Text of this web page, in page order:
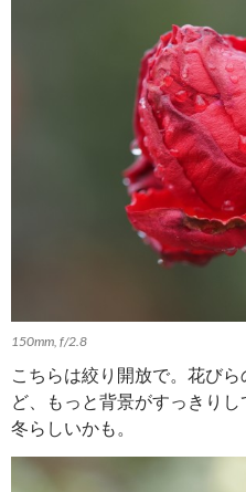
150mm, f/2.8
こちらは絞り開放で。花び
ど、もっと背景がすっきり
冬らしいかも。